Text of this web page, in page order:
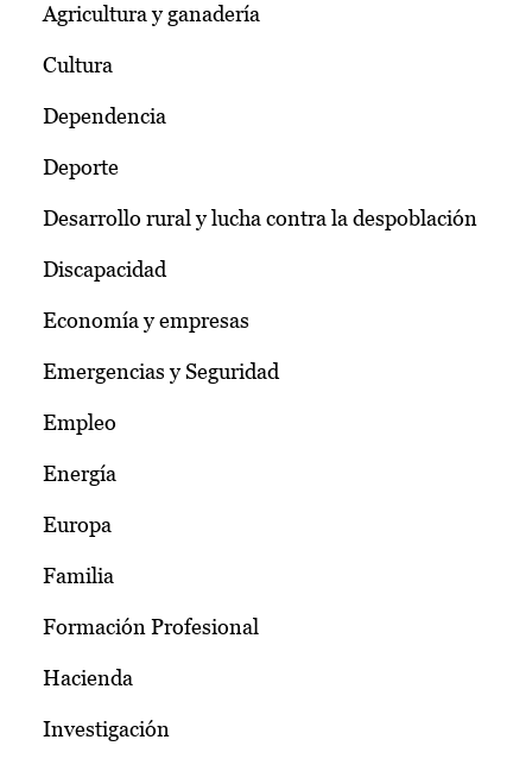
Agricultura y ganadería
Cultura
Dependencia
Deporte
Desarrollo rural y lucha contra la despoblación
Discapacidad
Economía y empresas
Emergencias y Seguridad
Empleo
Energía
Europa
Familia
Formación Profesional
Hacienda
Investigación